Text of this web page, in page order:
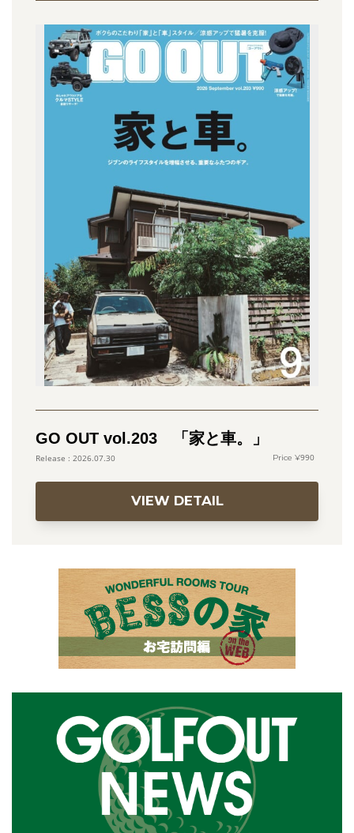
GO OUT vol.203 「家と車。」
2026.07.30 990
VIEW DETAIL